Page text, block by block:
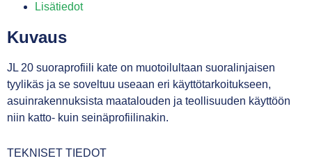
Lisätiedot
Kuvaus
JL 20 suoraprofiili kate on muotoilultaan suoralinjaisen
tyylikäs ja se soveltuu useaan eri käyttötarkoitukseen,
asuinrakennuksista maatalouden ja teollisuuden käyttöön
niin katto- kuin seinäprofiilinakin.
TEKNISET TIEDOT